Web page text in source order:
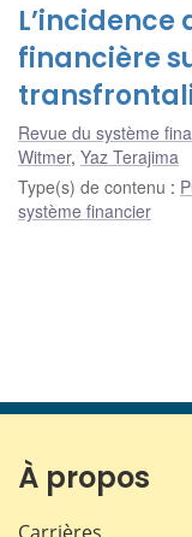
L’incidence
financière
Revue du système
Witmer, Yaz Terajima
Type(s) de contenu :
système financier
À propos